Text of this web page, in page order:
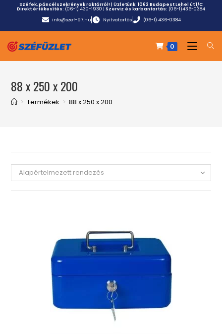
Széfek, páncélszekrények raktárról! | Üzletünk:1062 Budapest Lehel út 1/C
Direkt értékesítés: (06-1) 430-1930 | Szerviz és karbantartás: (06-1)436-0384
info@szef-97.hu
Nyitvatartás (06-1) 436-0384
0
88 x 250 x 200
> Termékek > 88 x 250 x 200
Alapértelmezett rendezés